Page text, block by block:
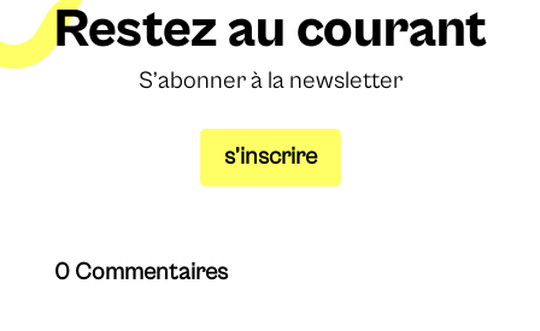
Restez au courant
S’abonner à la newsletter
s’inscrire
0 Commentaires